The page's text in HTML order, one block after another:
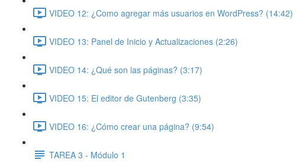
VIDEO 12: ¿Como agregar más usuarios en WordPress? (14:42)
VIDEO 13: Panel de Inicio y Actualizaciones (2:26)
VIDEO 14: ¿Qué son las páginas? (3:17)
VIDEO 15: El editor de Gutenberg (3:35)
VIDEO 16: ¿Cómo crear una página? (9:54)
TAREA 3 - Módulo 1